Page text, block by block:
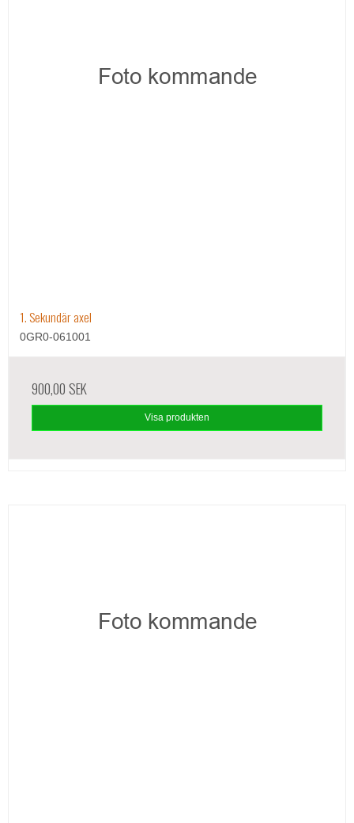
1. Sekundär axel
0GR0-061001
900,00 SEK
Visa produkten